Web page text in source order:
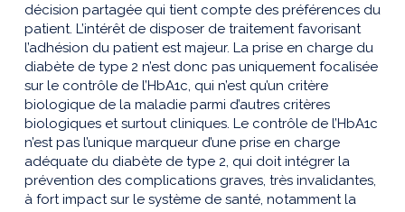
décision partagée qui tient compte des préférences du
patient. L’intérêt de disposer de traitement favorisant
l’adhésion du patient est majeur. La prise en charge du
diabète de type 2 n’est donc pas uniquement focalisée
sur le contrôle de l’HbA1c, qui n’est qu’un critère
biologique de la maladie parmi d’autres critères
biologiques et surtout cliniques. Le contrôle de l’HbA1c
n’est pas l’unique marqueur d’une prise en charge
adéquate du diabète de type 2, qui doit intégrer la
prévention des complications graves, très invalidantes,
à fort impact sur le système de santé, notamment la